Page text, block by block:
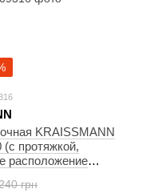
KRAISSMANN
(с протяжкой,
расположение
грн